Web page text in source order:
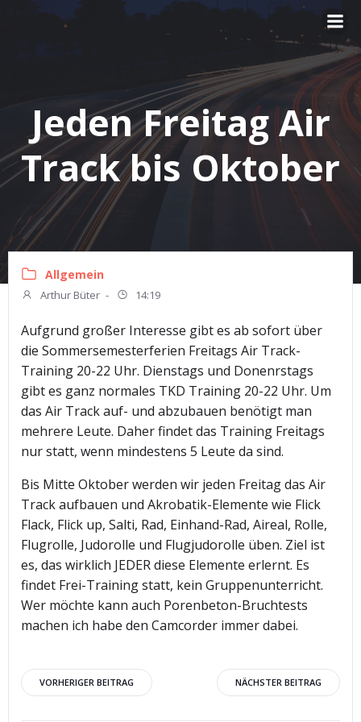
Zum
Jeden Freitag Air
Track bis Oktober
Allgemein
Arthur Büter - 14:19
Aufgrund großer Interesse gibt es ab sofort über
die Sommersemesterferien Freitags Air Track-
Training 20-22 Uhr. Dienstags und Donenrstags
gibt es ganz normales TKD Training 20-22 Uhr. Um
das Air Track auf- und abzubauen benötigt man
mehrere Leute. Daher findet das Training Freitags
nur statt, wenn mindestens 5 Leute da sind.
Bis Mitte Oktober werden wir jeden Freitag das Air
Track aufbauen und Akrobatik-Elemente wie Flick
Flack, Flick up, Salti, Rad, Einhand-Rad, Aireal, Rolle,
Flugrolle, Judorolle und Flugjudorolle üben. Ziel ist
es, das wirklich JEDER diese Elemente erlernt. Es
findet Frei-Training statt, kein Gruppenunterricht.
Wer möchte kann auch Porenbeton-Bruchtests
machen ich habe den Camcorder immer dabei.
Beitragsnavigation
VORHERIGER BEITRAG NÄCHSTER BEITRAG